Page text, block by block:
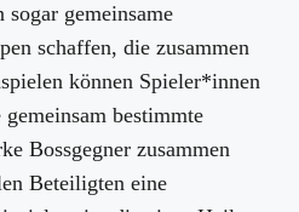
gemeinsame
schaffen, die zusammen
können Spieler*innen
bestimmte
Bossgegner zusammen
Beteiligten eine